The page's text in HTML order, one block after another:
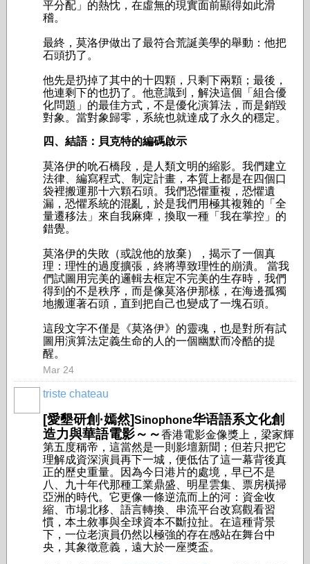
平分配」的熱忱，在虛無的現實面前顯得如此滑
稽。
最終，莫洛伊做出了最符合荒誕美學的舉動：他把
石頭扔了。
他先是扔掉了其中的十四顆，只剩下兩顆；最後，
他連剩下的也扔了。他意識到，解決這個「組合優
化問題」的最佳方式，不是優化演算法，而是銷毀
對象。當對象歸零，系統也就達成了永久的穩定。
四、結語：貝克特的編碼啟示
莫洛伊的吮石橋段，是人類文明的縮影。我們建立
法律、編寫程式、制定計畫，本質上都是在四個口
袋裡搬運那十六顆石頭。我們恐懼重複，恐懼遺
漏，恐懼系統的混亂，於是我們用極其複雜的「全
量遷移法」來自我麻痺，換取一種「我在掌控」的
錯覺。
莫洛伊的失敗（或說他的放棄），揭示了一個真
理：理性的過度擴張，終將導致理性的崩潰。 當我
們試圖用完美的邏輯去框定不完美的生存時，我們
得到的不是秩序，而是像莫洛伊那樣，在海邊孤獨
地搬運著石頭，直到把自己也變成了一塊石頭。
這段文字不僅是《莫洛伊》的靈魂，也是對所有試
圖用演算法定義生命的人的一個幽默而冷酷的提
醒。
Mar 24
triste chateau
[愛墾研創·嫣然]Sinophone华语語系文化創
造力與華語電影～～香港電影金像獎上，梁家輝
第五度稱帝，這當然是一則影壇新聞；但若只把它
理解成資深演員再下一城，便低估了這一幕背後真
正的歷史重量。因為今日港片的處境，早已不是
八、九十年代那種工業鼎盛、明星雲集、票房橫掃
亞洲的時代。它更像一條逆流而上的河：資金收
縮、市場北移、語言轉換、串流平台改寫觀看習
慣，本土敘事與全球資本不斷拉扯。在這種背景
下，一位老演員仍然以極強的存在感站在舞台中
央，其象徵意義，遠大於一座獎盃。